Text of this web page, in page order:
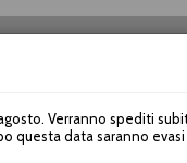
Verranno spediti
questa data saranno